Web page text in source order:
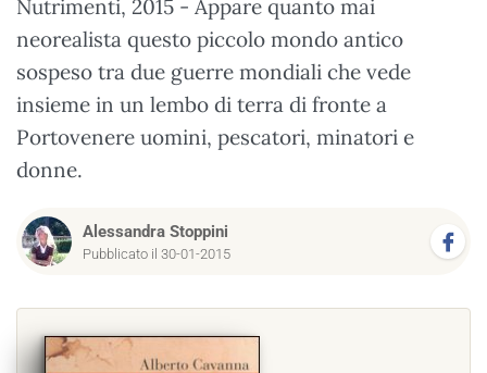
Nutrimenti, 2015 - Appare quanto mai
neorealista questo piccolo mondo antico
sospeso tra due guerre mondiali che vede
insieme in un lembo di terra di fronte a
Portovenere uomini, pescatori, minatori e
donne.
Alessandra Stoppini
Pubblicato il 30-01-2015